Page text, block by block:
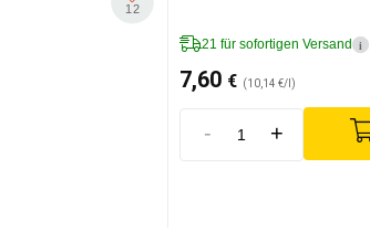
12
21 für sofortigen Versand i
7,60 € (10,14 €/l)
- +